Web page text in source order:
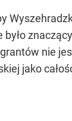
nie
jako